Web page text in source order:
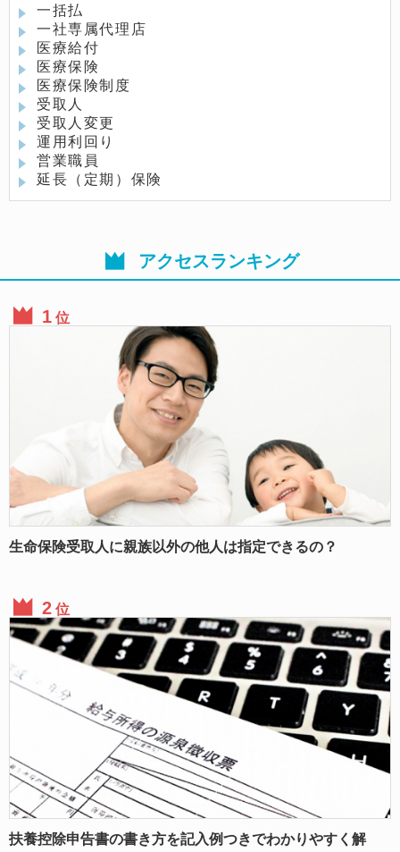
一括払
一社専属代理店
医療給付
医療保険
医療保険制度
受取人
受取人変更
運用利回り
営業職員
延長（定期）保険
アクセスランキング
位
生命保険受取人に親族以外の他人は指定できるの？
位
扶養控除申告書の書き方を記入例つきでわかりやすく解